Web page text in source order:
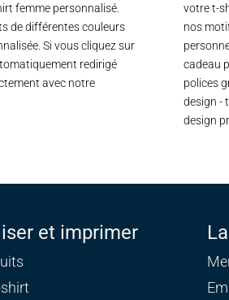
femme personnalisé.
de différentes couleurs
Si vous cliquez sur
redirigé
avec notre
votre t-
nos
cadeau
polices
design -
design
et imprimer